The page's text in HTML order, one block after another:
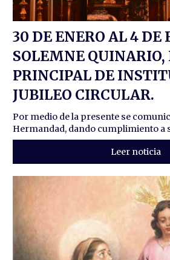
30 DE ENERO AL 4 DE
SOLEMNE QUINARIO,
PRINCIPAL DE
JUBILEO CIRCULAR.
Por medio de la presente se
Hermandad, dando cumplimiento a
Leer noticia